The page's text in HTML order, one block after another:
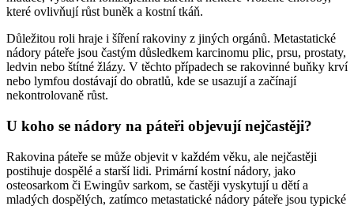
které ovlivňují růst buněk a kostní tkáň.
Důležitou roli hraje i šíření rakoviny z jiných orgánů. Metastatické
nádory páteře jsou častým důsledkem karcinomu plic, prsu, prostaty,
ledvin nebo štítné žlázy. V těchto případech se rakovinné buňky krví
nebo lymfou dostávají do obratlů, kde se usazují a začínají
nekontrolovaně růst.
U koho se nádory na páteři objevují nejčastěji?
Rakovina páteře se může objevit v každém věku, ale nejčastěji
postihuje dospělé a starší lidi. Primární kostní nádory, jako
osteosarkom či Ewingův sarkom, se častěji vyskytují u dětí a
mladých dospělých, zatímco metastatické nádory páteře jsou typické